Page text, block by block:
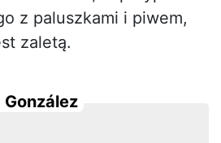
z paluszkami i piwem,
zaletą.